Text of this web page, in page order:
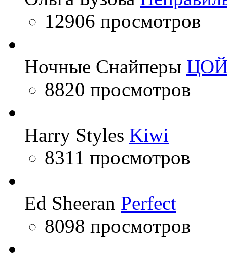
12906 просмотров
Ночные Снайперы
8820 просмотров
Harry Styles Kiwi
8311 просмотров
Ed Sheeran Perfect
8098 просмотров